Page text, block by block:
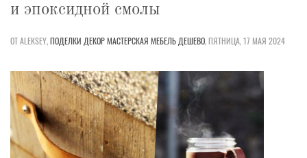
и эпоксидной смолы
ОТ ALEKSEY,ПОДЕЛКИ ДЕКОРМАСТЕРСКАЯ МЕБЕЛЬ ДЕШЕВО,ПЯТНИЦА, 17 МАЯ 2024